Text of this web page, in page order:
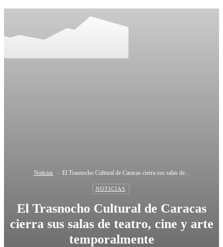
Noticias El Trasnocho Cultural de Caracas cierra sus salas de...
NOTICIAS
El Trasnocho Cultural de Caracas
cierra sus salas de teatro, cine y arte
temporalmente